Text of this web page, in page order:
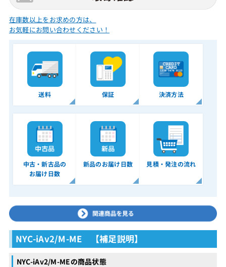
在庫数以上をお求めの方は、
お気軽にお問い合わせください！
送料 保証 決済方法
中古・新古品の
お届け日数
新品のお届け日数 見積・発注の流れ
NYC-iAv2/M-ME 【補足説明】
NYC-iAv2/M-MEの商品状態